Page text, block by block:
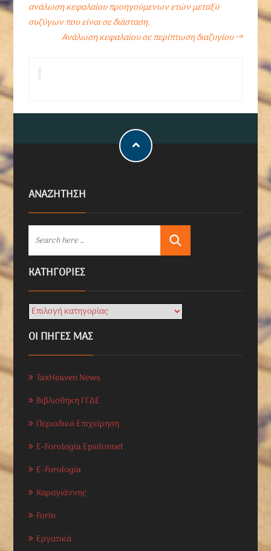
ανάλωση κεφαλαίου προηγούμενων ετών μεταξύ
συζύγων που είναι σε διάσταση.
Ανάλωση κεφαλαίου σε περίπτωση διαζυγίου→
ΑΝΑΖΗΤΗΣΗ
KΑΤΗΓΟΡΊΕΣ
ΟΙ ΠΗΓΕΣ ΜΑΣ
TaxHeaven News
Βιβλιοθήκη ΓΓΔΕ
Περιοδικό Επιχείρηση
E-Forologia Epsilonnet
E-Forologia
Καραγιάννης
Forin
Εργατικά